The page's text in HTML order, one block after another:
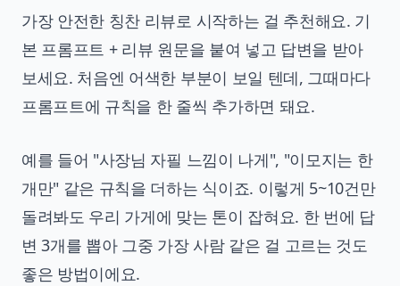
가장 안전한 칭찬 리뷰로 시작하는 걸 추천해요. 기
본 프롬프트 + 리뷰 원문을 붙여 넣고 답변을 받아
보세요. 처음엔 어색한 부분이 보일 텐데, 그때마다
프롬프트에 규칙을 한 줄씩 추가하면 돼요.
예를 들어 "사장님 자필 느낌이 나게", "이모지는 한
개만" 같은 규칙을 더하는 식이죠. 이렇게 5~10건만
돌려봐도 우리 가게에 맞는 톤이 잡혀요. 한 번에 답
변 3개를 뽑아 그중 가장 사람 같은 걸 고르는 것도
좋은 방법이에요.